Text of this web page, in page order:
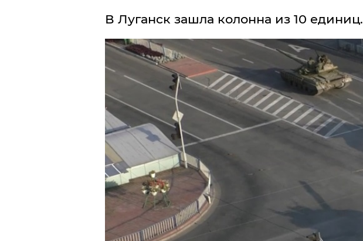
В Луганск зашла колонна из 10 единиц.